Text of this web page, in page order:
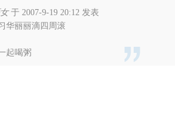
于 2007-9-19 20:12 发表
华丽丽滴四周滚
起喝粥